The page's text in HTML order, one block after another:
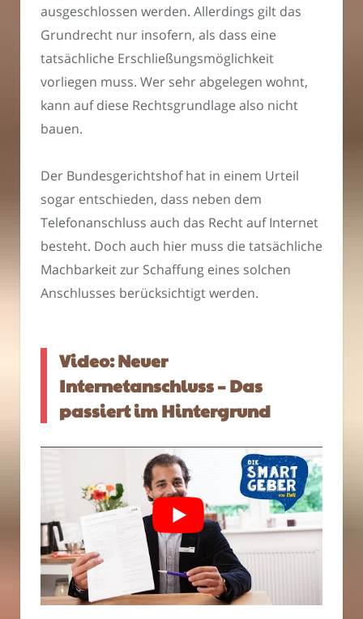
ausgeschlossen werden. Allerdings gilt das
Grundrecht nur insofern, als dass eine
tatsächliche Erschließungsmöglichkeit
vorliegen muss. Wer sehr abgelegen wohnt,
kann auf diese Rechtsgrundlage also nicht
bauen.
Der Bundesgerichtshof hat in einem Urteil
sogar entschieden, dass neben dem
Telefonanschluss auch das Recht auf Internet
besteht. Doch auch hier muss die tatsächliche
Machbarkeit zur Schaffung eines solchen
Anschlusses berücksichtigt werden.
Video: Neuer
Internetanschluss – Das
passiert im Hintergrund